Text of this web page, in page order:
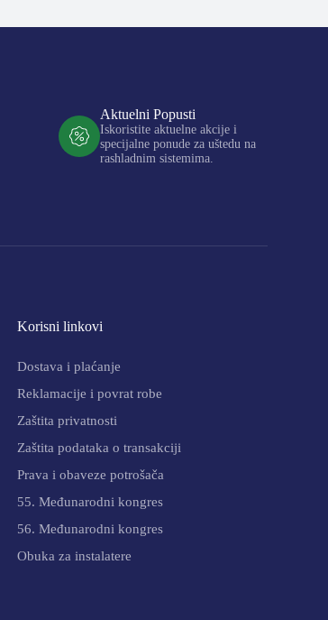
Aktuelni Popusti
Iskoristite aktuelne akcije i
specijalne ponude za uštedu na
rashladnim sistemima.
Korisni linkovi
Dostava i plaćanje
Reklamacije i povrat robe
Zaštita privatnosti
Zaštita podataka o transakciji
Prava i obaveze potrošača
55. Međunarodni kongres
56. Međunarodni kongres
Obuka za instalatere